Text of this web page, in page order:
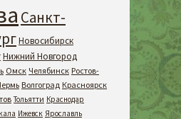
Санкт-
Новосибирск
Нижний Новгород
Омск Челябинск Ростов-
Волгоград Красноярск
Тольятти Краснодар
Ижевск Ярославль